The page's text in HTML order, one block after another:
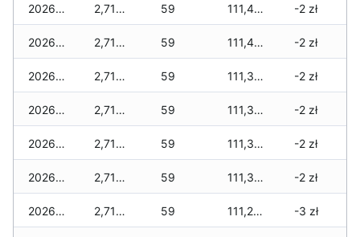
2026-03-29 2,715 zł 59 111,420 zł -2 zł
2026-03-28 2,715 zł 59 111,420 zł -2 zł
2026-03-27 2,715 zł 59 111,390 zł -2 zł
2026-03-26 2,715 zł 59 111,360 zł -2 zł
2026-03-25 2,715 zł 59 111,330 zł -2 zł
2026-03-24 2,715 zł 59 111,330 zł -2 zł
2026-03-23 2,715 zł 59 111,280 zł -3 zł